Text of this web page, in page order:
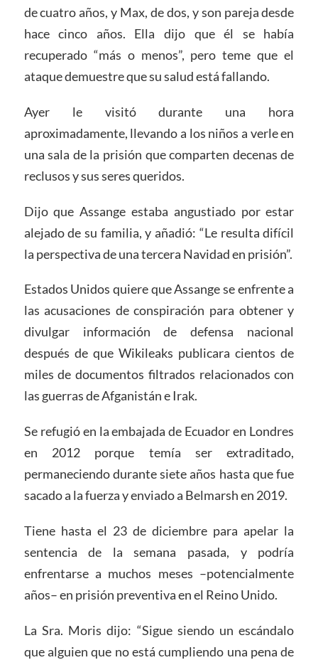
de cuatro años, y Max, de dos, y son pareja desde
hace cinco años. Ella dijo que él se había
recuperado “más o menos”, pero teme que el
ataque demuestre que su salud está fallando.
Ayer le visitó durante una hora
aproximadamente, llevando a los niños a verle en
una sala de la prisión que comparten decenas de
reclusos y sus seres queridos.
Dijo que Assange estaba angustiado por estar
alejado de su familia, y añadió: “Le resulta difícil
la perspectiva de una tercera Navidad en prisión”.
Estados Unidos quiere que Assange se enfrente a
las acusaciones de conspiración para obtener y
divulgar información de defensa nacional
después de que Wikileaks publicara cientos de
miles de documentos filtrados relacionados con
las guerras de Afganistán e Irak.
Se refugió en la embajada de Ecuador en Londres
en 2012 porque temía ser extraditado,
permaneciendo durante siete años hasta que fue
sacado a la fuerza y enviado a Belmarsh en 2019.
Tiene hasta el 23 de diciembre para apelar la
sentencia de la semana pasada, y podría
enfrentarse a muchos meses –potencialmente
años– en prisión preventiva en el Reino Unido.
La Sra. Moris dijo: “Sigue siendo un escándalo
que alguien que no está cumpliendo una pena de